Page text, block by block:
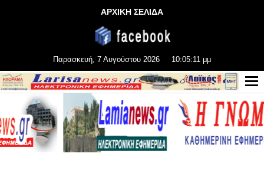
ΑΡΧΙΚΗ ΣΕΛΙΔΑ
Παρασκευή, 7 Αυγούστου 2026 10:05:12 μμ